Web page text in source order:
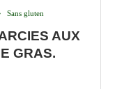
Sans gluten
AUX
GRAS.